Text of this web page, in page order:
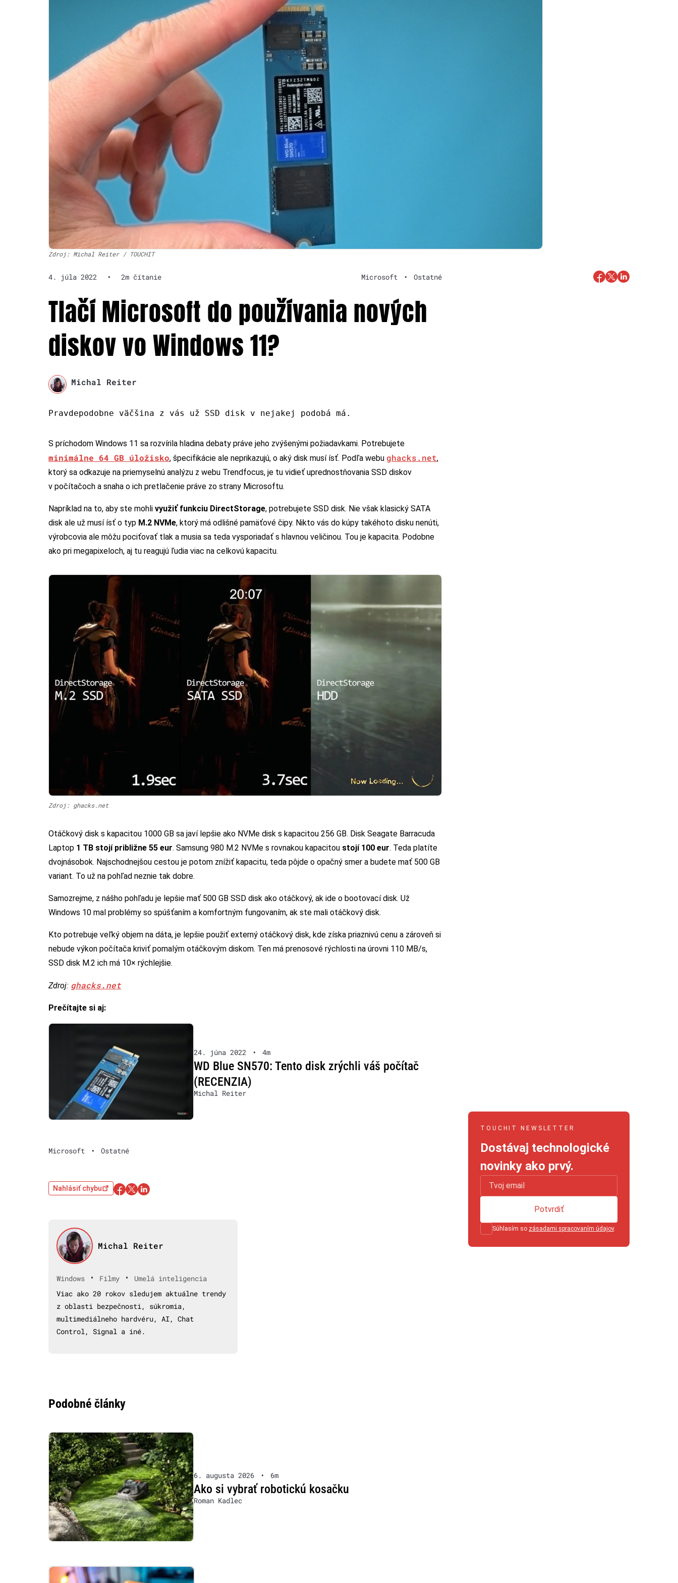
Zdroj: Michal Reiter / TOUCHIT
4. júla 2022 • 2m čítanie Microsoft • Ostatné
Tlačí Microsoft do používania nových
diskov vo Windows 11?
Michal Reiter
Pravdepodobne väčšina z vás už SSD disk v nejakej podobá má.
S príchodom Windows 11 sa rozvírila hladina debaty práve jeho zvýšenými požiadavkami. Potrebujete
minimálne 64 GB úložisko, špecifikácie ale neprikazujú, o aký disk musí ísť. Podľa webu ghacks.net,
ktorý sa odkazuje na priemyselnú analýzu z webu Trendfocus, je tu vidieť uprednostňovania SSD diskov
v počítačoch a snaha o ich pretlačenie práve zo strany Microsoftu.
Napríklad na to, aby ste mohli využiť funkciu DirectStorage, potrebujete SSD disk. Nie však klasický SATA
disk ale už musí ísť o typ M.2 NVMe, ktorý má odlišné pamäťové čipy. Nikto vás do kúpy takéhoto disku nenúti,
výrobcovia ale môžu pociťovať tlak a musia sa teda vysporiadať s hlavnou veličinou. Tou je kapacita. Podobne
ako pri megapixeloch, aj tu reagujú ľudia viac na celkovú kapacitu.
Zdroj: ghacks.net
Otáčkový disk s kapacitou 1000 GB sa javí lepšie ako NVMe disk s kapacitou 256 GB. Disk Seagate Barracuda
Laptop 1 TB stojí približne 55 eur. Samsung 980 M.2 NVMe s rovnakou kapacitou stojí 100 eur. Teda platíte
dvojnásobok. Najschodnejšou cestou je potom znížiť kapacitu, teda pôjde o opačný smer a budete mať 500 GB
variant. To už na pohľad neznie tak dobre.
Samozrejme, z nášho pohľadu je lepšie mať 500 GB SSD disk ako otáčkový, ak ide o bootovací disk. Už
Windows 10 mal problémy so spúšťaním a komfortným fungovaním, ak ste mali otáčkový disk.
Kto potrebuje veľký objem na dáta, je lepšie použiť externý otáčkový disk, kde získa priaznivú cenu a zároveň si
nebude výkon počítača kriviť pomalým otáčkovým diskom. Ten má prenosové rýchlosti na úrovni 110 MB/s,
SSD disk M.2 ich má 10× rýchlejšie.
Zdroj: ghacks.net
Prečítajte si aj:
24. júna 2022 • 4m
WD Blue SN570: Tento disk zrýchli váš počítač
(RECENZIA)
Michal Reiter
Microsoft • Ostatné
Nahlásiť chybu
Michal Reiter
Windows • Filmy •
Umelá inteligencia
Viac ako 20 rokov sledujem aktuálne trendy
z oblasti bezpečnosti, súkromia,
multimediálneho hardvéru, AI, Chat
Control, Signal a iné.
Podobné články
6. augusta 2026 • 6m
Ako si vybrať robotickú kosačku
Roman Kadlec
TOUCHIT NEWSLETTER
Dostávaj technologické
novinky ako prvý.
Súhlasím so zásadami spracovaním údajov.
Potvrdiť